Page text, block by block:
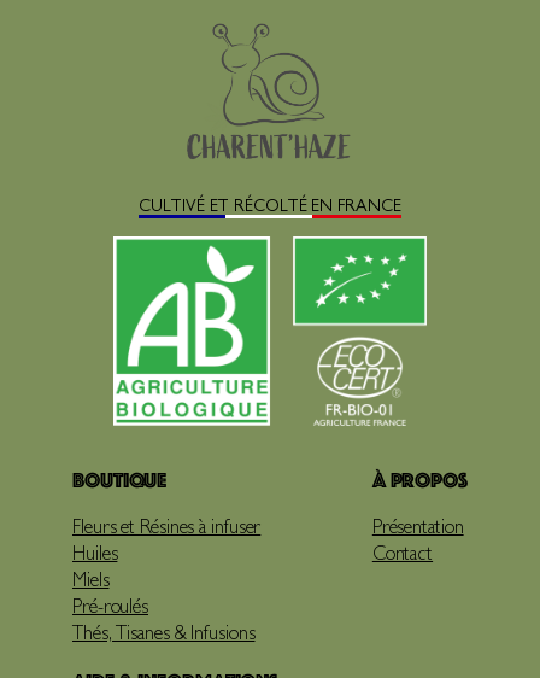
CULTIVÉ ET RÉCOLTÉ EN FRANCE
Boutique
Fleurs et Résines à infuser
Huiles
Miels
Pré-roulés
Thés, Tisanes & Infusions
À propos
Présentation
Contact